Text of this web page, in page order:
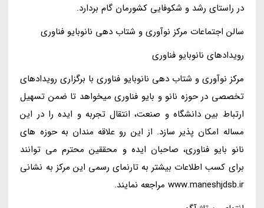
در راستای رشد و شکوفایی کشورمان گام بردارد.
سالن اجتماعات مرکز نوآوری و شتاب دهی نانوبایو فناوری
رویدادهای نانوبایو فناوری
مرکز نوآوری و شتاب دهی نانوبایو فناوری با برگزاری رویدادهای
تخصصی در حوزه نانو و بایو فناوری میخواهد تا ضمن تسهیل
ارتباط بین دانشگاه و صنعت، انتقال تجربه و ایده را در این
مساله امکان پذیر سازد. از این رو علاقه مندان به حوزه های
نانو بایو فناوری، صاحبان ایده و محققین محترم می توانند
برای کسب اطلاعات بیشتر به تارنمای رسمی این مرکز به نشانی
www.maneshjdsb.ir مراجعه نمایند.